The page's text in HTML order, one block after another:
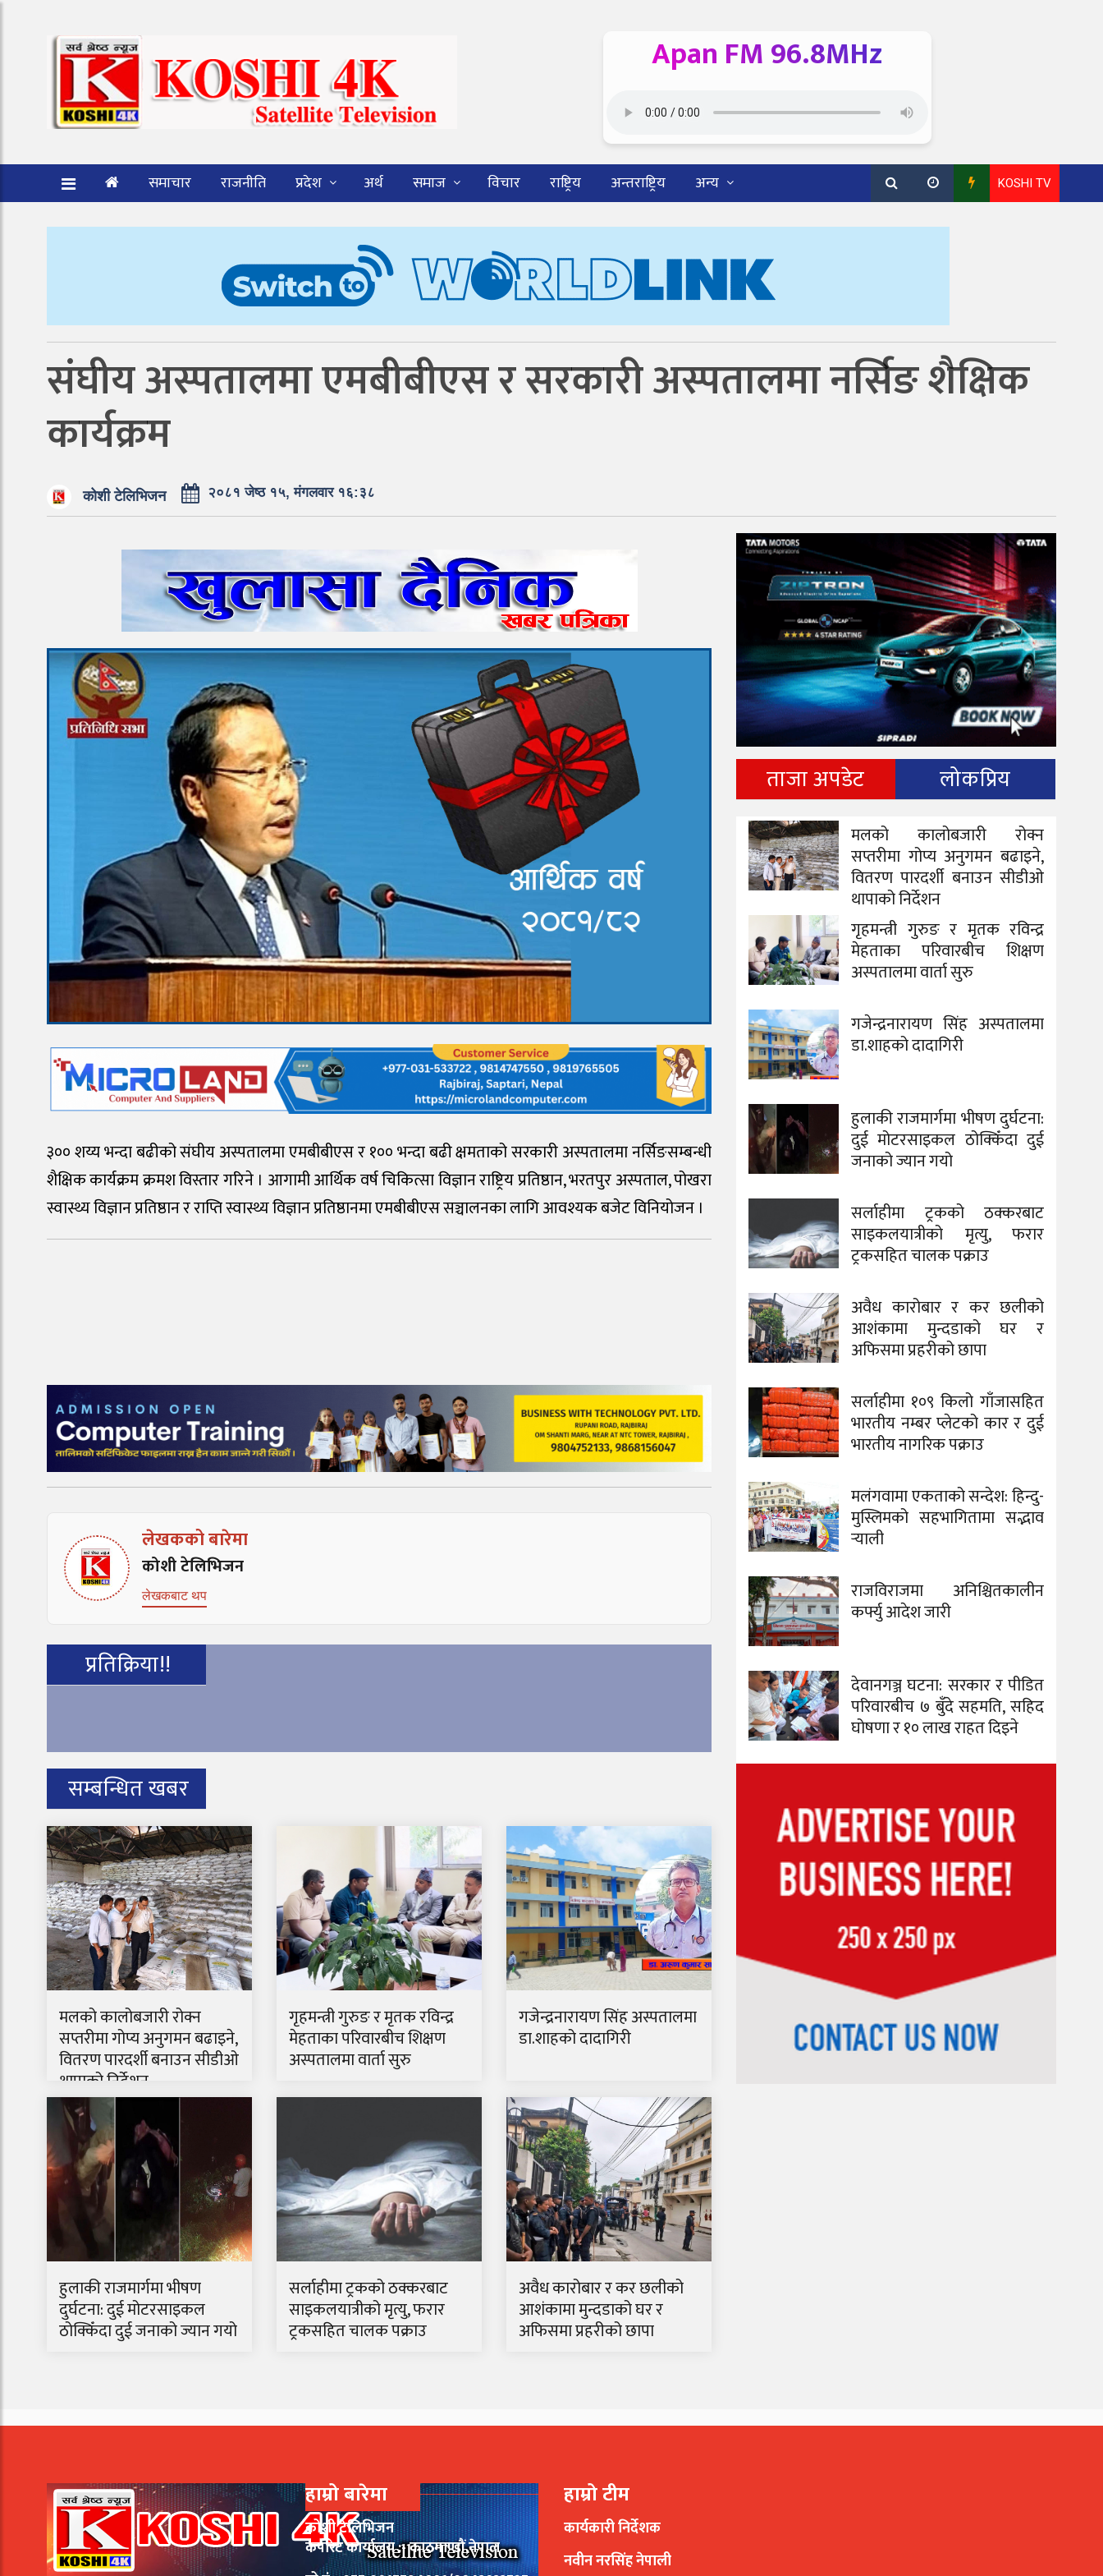
Apan FM 96.8MHz
समाचार राजनीति प्रदेश अर्थ समाज विचार राष्ट्रिय अन्तराष्ट्रिय अन्य KOSHI TV
संघीय अस्पतालमा एमबीबीएस र सरकारी अस्पतालमा नर्सिङ शैक्षिक
कार्यक्रम
कोशी टेलिभिजन २०८१ जेष्ठ १५, मंगलवार १६:३८
३०० शय्य भन्दा बढीको संघीय अस्पतालमा एमबीबीएस र १०० भन्दा बढी क्षमताको सरकारी अस्पतालमा नर्सिङसम्बन्धी
शैक्षिक कार्यक्रम क्रमश विस्तार गरिने । आगामी आर्थिक वर्ष चिकित्सा विज्ञान राष्ट्रिय प्रतिष्ठान, भरतपुर अस्पताल, पोखरा
स्वास्थ्य विज्ञान प्रतिष्ठान र राप्ति स्वास्थ्य विज्ञान प्रतिष्ठानमा एमबीबीएस सञ्चालनका लागि आवश्यक बजेट विनियोजन ।
लेखकको बारेमा
कोशी टेलिभिजन
लेखकबाट थप
प्रतिक्रिया!!
सम्बन्धित खबर
मलको कालोबजारी रोक्न
सप्तरीमा गोप्य अनुगमन बढाइने,
वितरण पारदर्शी बनाउन सीडीओ
थापाको निर्देशन
गृहमन्त्री गुरुङ र मृतक रविन्द्र
मेहताका परिवारबीच शिक्षण
अस्पतालमा वार्ता सुरु
गजेन्द्रनारायण सिंह अस्पतालमा
डा.शाहको दादागिरी
हुलाकी राजमार्गमा भीषण
दुर्घटना: दुई मोटरसाइकल
ठोक्किँदा दुई जनाको ज्यान गयो
सर्लाहीमा ट्रकको ठक्करबाट
साइकलयात्रीको मृत्यु, फरार
ट्रकसहित चालक पक्राउ
अवैध कारोबार र कर छलीको
आशंकामा मुन्दडाको घर र
अफिसमा प्रहरीको छापा
ताजा अपडेट लोकप्रिय
मलको कालोबजारी रोक्न
सप्तरीमा गोप्य अनुगमन बढाइने,
वितरण पारदर्शी बनाउन सीडीओ
थापाको निर्देशन
गृहमन्त्री गुरुङ र मृतक रविन्द्र
मेहताका परिवारबीच शिक्षण
अस्पतालमा वार्ता सुरु
गजेन्द्रनारायण सिंह अस्पतालमा
डा.शाहको दादागिरी
हुलाकी राजमार्गमा भीषण दुर्घटना:
दुई मोटरसाइकल ठोक्किँदा दुई
जनाको ज्यान गयो
सर्लाहीमा ट्रकको ठक्करबाट
साइकलयात्रीको मृत्यु, फरार
ट्रकसहित चालक पक्राउ
अवैध कारोबार र कर छलीको
आशंकामा मुन्दडाको घर र
अफिसमा प्रहरीको छापा
सर्लाहीमा १०९ किलो गाँजासहित
भारतीय नम्बर प्लेटको कार र दुई
भारतीय नागरिक पक्राउ
मलंगवामा एकताको सन्देश: हिन्दु-
मुस्लिमको सहभागितामा सद्भाव
र्‍याली
राजविराजमा अनिश्चितकालीन
कर्फ्यु आदेश जारी
देवानगञ्ज घटना: सरकार र पीडित
परिवारबीच ७ बुँदे सहमति, सहिद
घोषणा र १० लाख राहत दिइने
हाम्रो बारेमा
कोशी टेलिभिजन
कर्पोरेट कार्यालय :- काठमाण्डौं,नेपाल
हाम्रो टीम
कार्यकारी निर्देशक
नवीन नरसिंह नेपाली